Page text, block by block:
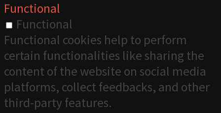
Functional
Functional
Functional cookies help to perform
certain functionalities like sharing the
content of the website on social media
platforms, collect feedbacks, and other
third-party features.